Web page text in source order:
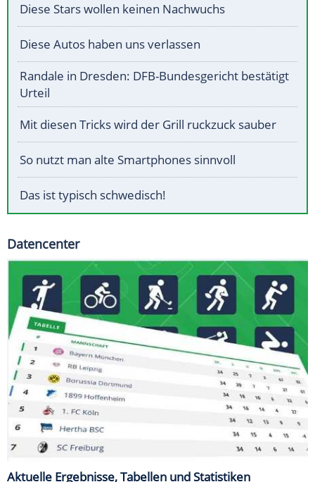
Diese Stars wollen keinen Nachwuchs
Diese Autos haben uns verlassen
Randale in Dresden: DFB-Bundesgericht bestätigt
Urteil
Mit diesen Tricks wird der Grill ruckzuck sauber
So nutzt man alte Smartphones sinnvoll
Das ist typisch schwedisch!
Datencenter
Aktuelle Ergebnisse, Tabellen und Statistiken